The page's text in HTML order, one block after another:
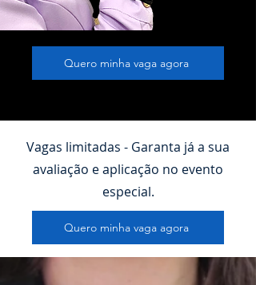
Quero minha vaga agora
Vagas limitadas - Garanta já a sua
avaliação e aplicação no evento
especial.
Quero minha vaga agora